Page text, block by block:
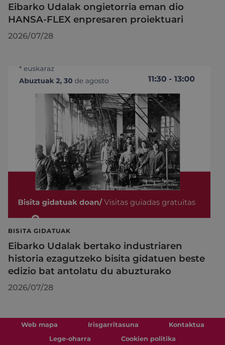
Eibarko Udalak ongietorria eman dio
HANSA-FLEX enpresaren proiektuari
2026/07/28
BISITA GIDATUAK
Eibarko Udalak bertako industriaren
historia ezagutzeko bisita gidatuen beste
edizio bat antolatu du abuzturako
2026/07/28
Web mapa Irisgarritasuna
Kontaktua
Lege-oharra
Cookien politika